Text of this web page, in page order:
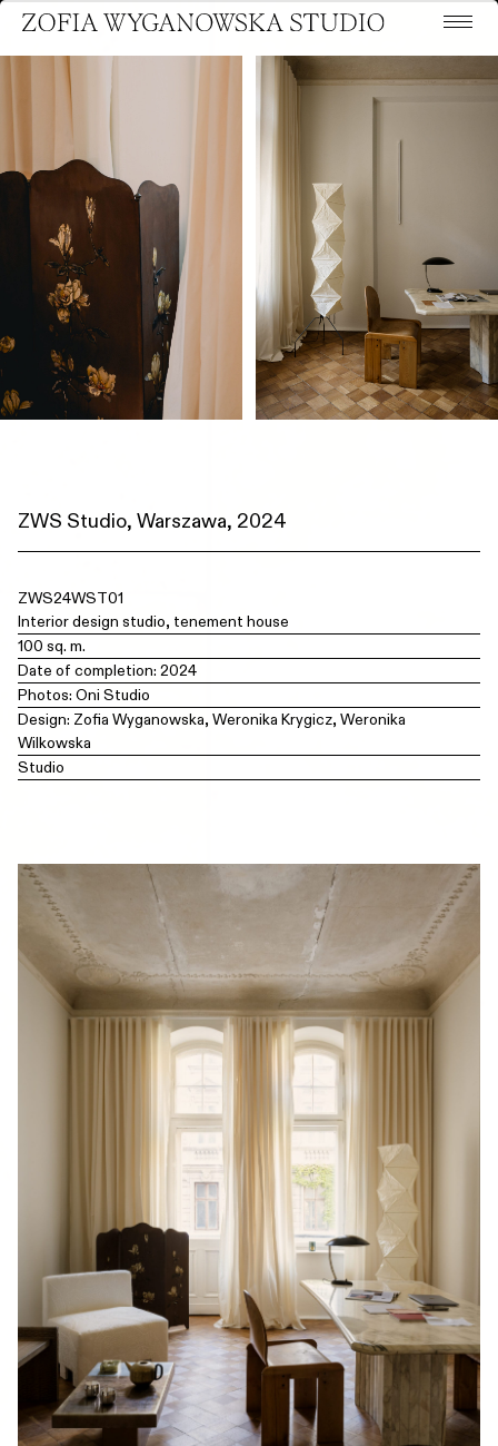
ZWS Studio, Warszawa, 2024
ZWS24WST01
Interior design studio, tenement house
100 sq. m.
Date of completion: 2024
Photos: Oni Studio
Design: Zofia Wyganowska, Weronika Krygicz, Weronika
Wilkowska
Studio